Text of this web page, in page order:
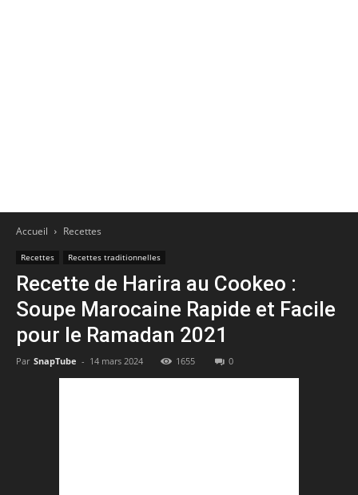
Accueil Recettes
Recettes Recettes traditionnelles
Recette de Harira au Cookeo :
Soupe Marocaine Rapide et Facile
pour le Ramadan 2021
Par SnapTube - 14 mars 2024 1655 0